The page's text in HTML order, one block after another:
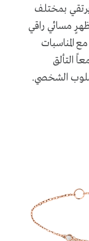
بمختلف
مسائي راقي
المناسبات
التألق
الشخصي.